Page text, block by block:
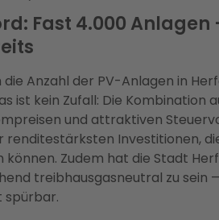
Fast 4.000 Anlagen
die Anzahl der PV-Anlagen in
ist kein Zufall: Die Kombination
und attraktiven
renditestärksten Investitionen,
Zudem hat die Stadt
treibhausgasneutral zu sein
spürbar.